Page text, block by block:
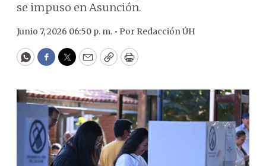
se impuso en Asunción.
Junio 7, 2026 06:50 p. m. • Por Redacción ÚH
WhatsApp
Facebook
Twitter
EmailCopyPrint